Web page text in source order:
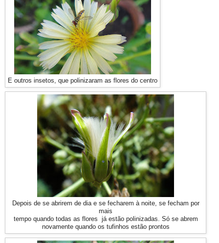
E outros insetos, que polinizaram as flores do centro
Depois de se abrirem de dia e se fecharem à noite, se fecham por
mais
tempo quando todas as flores já estão polinizadas. Só se abrem
novamente quando os tufinhos estão prontos